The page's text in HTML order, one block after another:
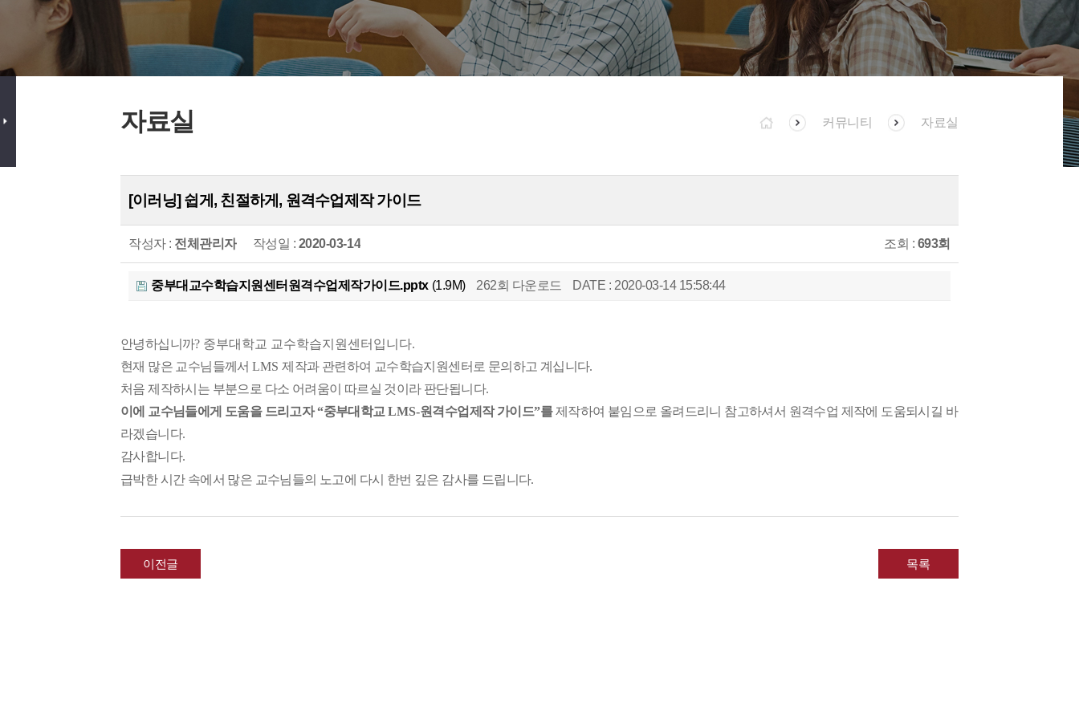
자료실 커뮤니티 자료실
[이러닝] 쉽게, 친절하게, 원격수업제작 가이드
작성자 : 전체관리자 작성일 : 2020-03-14 조회 : 693회
중부대교수학습지원센터원격수업제작가이드.pptx (1.9M) 262회 다운로드 DATE : 2020-03-14 15:58:44
안녕하십니까? 중부대학교 교수학습지원센터입니다.
현재 많은 교수님들께서LMS제작과 관련하여 교수학습지원센터로 문의하고 계십니다.
처음 제작하시는 부분으로 다소 어려움이 따르실 것이라 판단됩니다.
이에 교수님들에게 도움을 드리고자“중부대학교LMS-원격수업제작 가이드”를 제작하여 붙임으로 올려드리니 참고하셔서 원격수업 제작에 도움되시길 바
라겠습니다.
감사합니다.
급박한 시간 속에서 많은 교수님들의 노고에 다시 한번 깊은 감사를 드립니다.
이전글 목록